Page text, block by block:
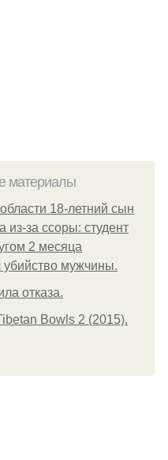
материалы
18-летний сын
из-за ссоры: студент
2 месяца
убийство мужчины.
отказа.
Bowls 2 (2015).